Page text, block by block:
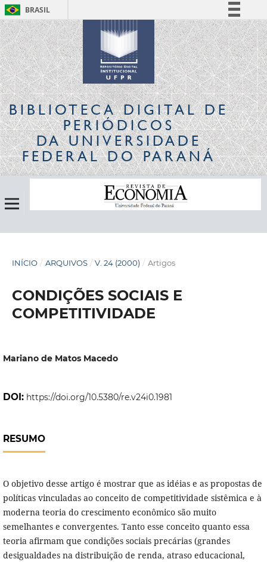
BRASIL
Simplifique!
Comunica BR
Participe
Acesso à informação
Legislação
Canais
BIBLIOTECA DIGITALDE
PERIÓDICOS
DA UNIVERSIDADE
FEDERAL DO PARANÁ
INÍCIO / ARQUIVOS / V. 24 (2000) / Artigos
CONDIÇÕES SOCIAIS E
COMPETITIVIDADE
Mariano de Matos Macedo
DOI: https://doi.org/10.5380/re.v24i0.1981
RESUMO
O objetivo desse artigo é mostrar que as idéias e as propostas de
políticas vinculadas ao conceito de competitividade sistêmica e à
moderna teoria do crescimento econômico são muito
semelhantes e convergentes. Tanto esse conceito quanto essa
teoria afirmam que condições sociais precárias (grandes
desigualdades na distribuição de renda, atraso educacional,